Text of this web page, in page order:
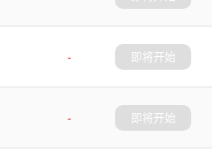
-
即将开始
-
即将开始